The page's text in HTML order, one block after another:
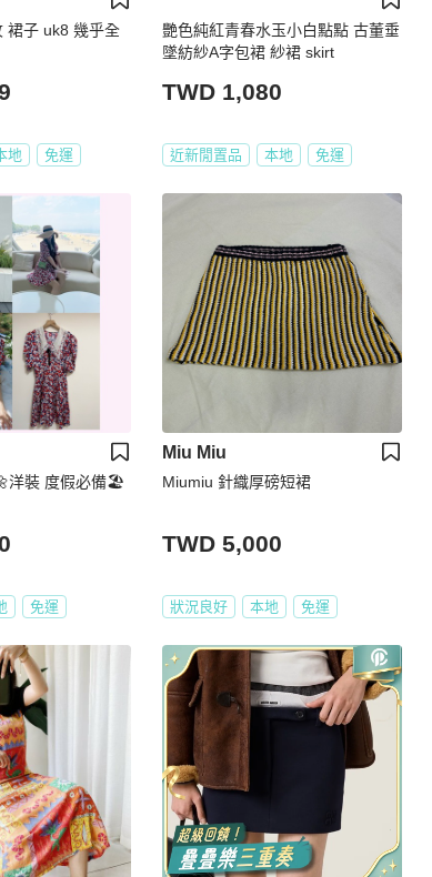
裙子 uk8 幾乎全
地 免運
艷色純紅青春水玉小白點點 古董垂
墜紡紗A字包裙 紗裙 skirt
TWD 1,080
近新閒置品 本地 免運
洋裝 度假必備🏖️
免運
Miu Miu
Miumiu 針織厚磅短裙
TWD 5,000
狀況良好 本地 免運